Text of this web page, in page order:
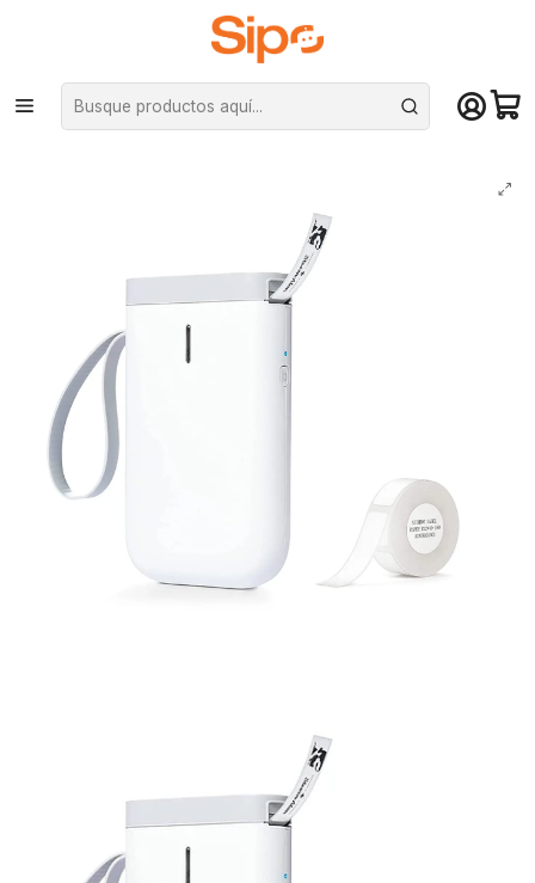
¡Compra hasta mediodía y recibe hoy! De lunes a sábado en el gran
Santiago. Envío gratis desde $29.990
Inicio Otras categorías Impresoras
Impresora Térmica de etiquetas Niimbot D11 - Bluetooth, portátil